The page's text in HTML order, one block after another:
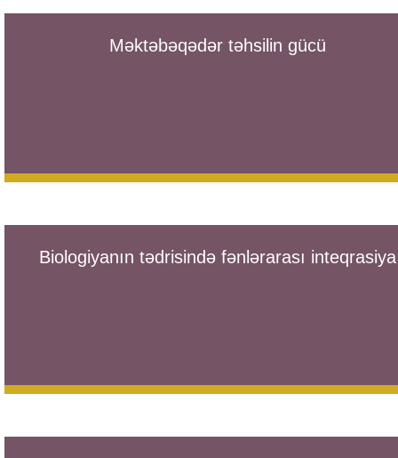
Məktəbəqədər təhsilin gücü
Biologiyanın tədrisində fənlərarası inteqrasiya